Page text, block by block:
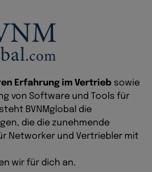
Erfahrung im Vertrieb sowie
von Software und Tools für
BVNMglobal die
die die zunehmende
Networker und Vertriebler mit
wir für dich an.